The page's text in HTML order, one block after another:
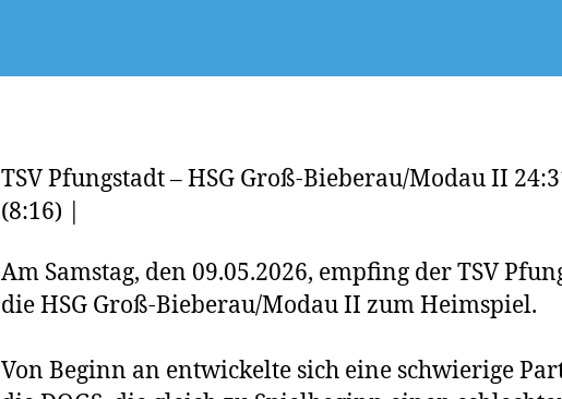
TSV Pfungstadt – HSG Groß-Bieberau/Modau II
(8:16) |
Am Samstag, den 09.05.2026, empfing der TSV
die HSG Groß-Bieberau/Modau II zum Heimspiel.
Von Beginn an entwickelte sich eine schwierige